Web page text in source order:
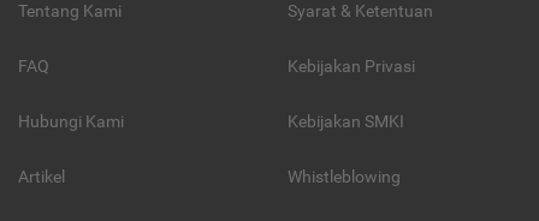
Tentang Kami
FAQ
Hubungi Kami
Artikel
Syarat & Ketentuan
Kebijakan Privasi
Kebijakan SMKI
Whistleblowing